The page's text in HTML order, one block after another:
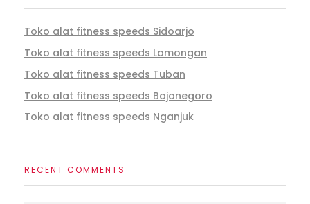
Toko alat fitness speeds Sidoarjo
Toko alat fitness speeds Lamongan
Toko alat fitness speeds Tuban
Toko alat fitness speeds Bojonegoro
Toko alat fitness speeds Nganjuk
RECENT COMMENTS